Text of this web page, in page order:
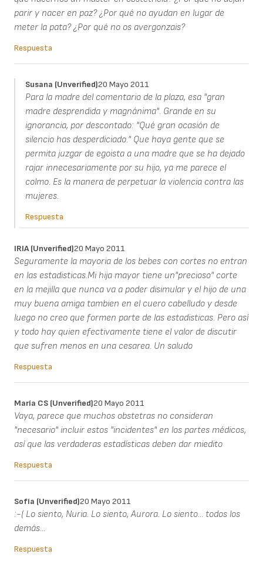
parir y nacer en paz? ¿Por qué no ayudan en lugar de
meter la pata? ¿Por qué no os avergonzais?
Respuesta
Susana (unverified)20 Mayo 2011
Para la madre del comentario de la plaza, esa "gran
madre desprendida y magnánima". Grande en su
ignorancia, por descontado: "Qué gran ocasión de
silencio has desperdiciado." Que haya gente que se
permita juzgar de egoista a una madre que se ha dejado
rajar innecesariamente por su hijo, ya me parece el
colmo. Es la manera de perpetuar la violencia contra las
mujeres.
Respuesta
IRIA (unverified)20 Mayo 2011
Seguramente la mayoria de los bebes con cortes no entran
en las estadisticas.Mi hija mayor tiene un"precioso" corte
en la mejilla que nunca va a poder disimular y el hijo de una
muy buena amiga tambien en el cuero cabelludo y desde
luego no creo que formen parte de las estadisticas. Pero así
y todo hay quien efectivamente tiene el valor de discutir
que sufren menos en una cesarea. Un saludo
Respuesta
María CS (unverified)20 Mayo 2011
Vaya, parece que muchos obstetras no consideran
"necesario" incluir estos "incidentes" en los partes médicos,
así que las verdaderas estadísticas deben dar miedito
Respuesta
Sofía (unverified)20 Mayo 2011
:-( Lo siento, Nuria. Lo siento, Aurora. Lo siento... todos los
demás...
Respuesta